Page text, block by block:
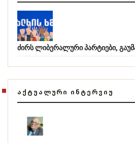
ძირს ლიბერალური პარტიები,
ᲐᲥᲢᲣᲐᲚᲣᲠᲘ ᲘᲜᲢᲔᲠᲕᲘᲣ